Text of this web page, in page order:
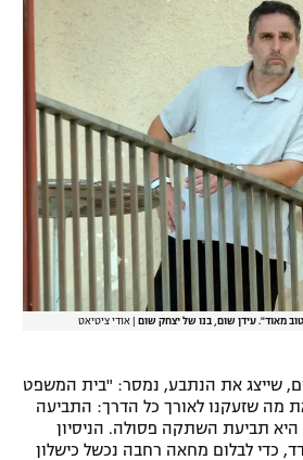
מאוד". עידן שום, בנו של יצחק שום אודי ציטיאט
שייצג את הנתבע, נמסר: "בית המשפט
מה שזעקנו לאורך כל הדרך: התביעה
היא תביעת השתקה פסולה. הניסיון
כדי לבלום מחאה רחבה נכשל כישלון